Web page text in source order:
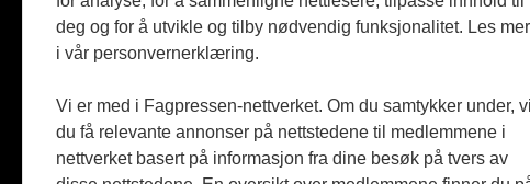
plakaten
deg og for å utvikle og tilby nødvendig funksjonalitet. Les mer
i vår personvernerklæring.
Vi er med i Fagpressen-nettverket. Om du samtykker under, vil
du få relevante annonser på nettstedene til medlemmene i
nettverket basert på informasjon fra dine besøk på tvers av